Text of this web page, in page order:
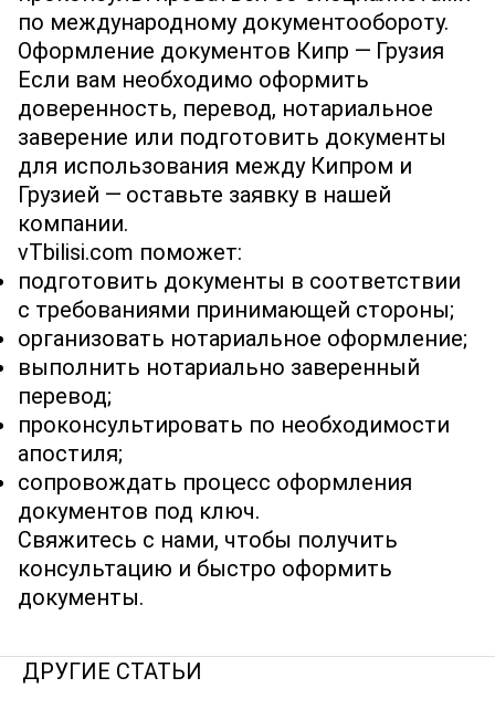
по международному документообороту.
Оформление документов Кипр — Грузия
Если вам необходимо оформить
доверенность, перевод, нотариальное
заверение или подготовить документы
для использования между Кипром и
Грузией — оставьте заявку в нашей
компании.
vTbilisi.com поможет:
подготовить документы в соответствии
с требованиями принимающей стороны;
организовать нотариальное оформление;
выполнить нотариально заверенный
перевод;
проконсультировать по необходимости
апостиля;
сопровождать процесс оформления
документов под ключ.
Свяжитесь с нами, чтобы получить
консультацию и быстро оформить
документы.
ДРУГИЕ СТАТЬИ